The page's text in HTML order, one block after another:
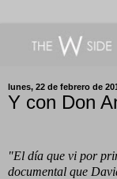
lunes, 22 de febrero de
Y con Don
"El día que vi por
documental que